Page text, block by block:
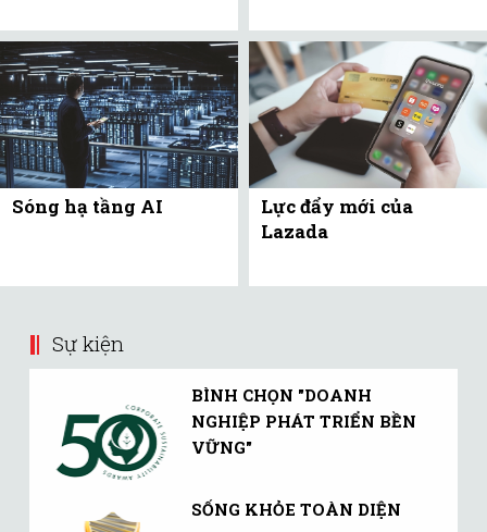
Sóng hạ tầng AI
Lực đẩy mới của
Lazada
Sự kiện
BÌNH CHỌN "DOANH
NGHIỆP PHÁT TRIỂN BỀN
VỮNG"
SỐNG KHỎE TOÀN DIỆN